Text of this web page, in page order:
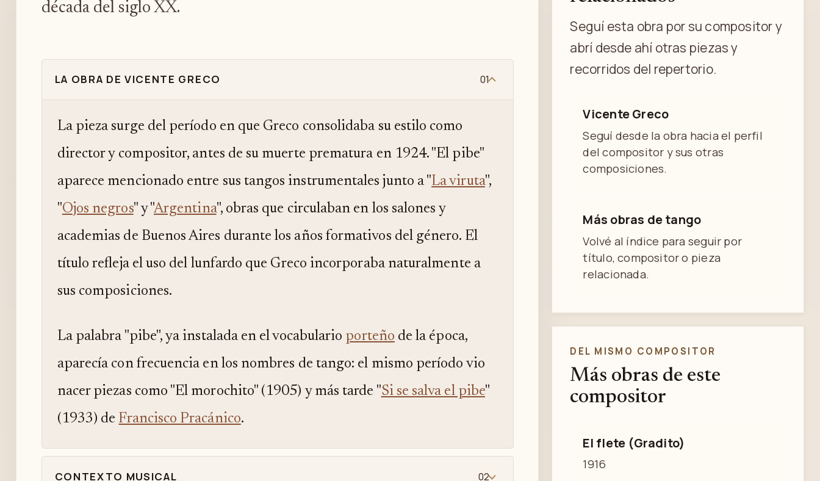
década del siglo XX.
LA OBRA DE VICENTE GRECO 01
La pieza surge del período en que Greco consolidaba su estilo como
director y compositor, antes de su muerte prematura en 1924. "El pibe"
aparece mencionado entre sus tangos instrumentales junto a "La viruta",
"Ojos negros" y "Argentina", obras que circulaban en los salones y
academias de Buenos Aires durante los años formativos del género. El
título refleja el uso del lunfardo que Greco incorporaba naturalmente a
sus composiciones.
La palabra "pibe", ya instalada en el vocabulario porteño de la época,
aparecía con frecuencia en los nombres de tango: el mismo período vio
nacer piezas como "El morochito" (1905) y más tarde "Si se salva el pibe"
(1933) de Francisco Pracánico.
CONTEXTO MUSICAL 02
Seguí esta obra por su compositor y
abrí desde ahí otras piezas y
recorridos del repertorio.
Vicente Greco
Seguí desde la obra hacia el perfil
del compositor y sus otras
composiciones.
Más obras de tango
Volvé al índice para seguir por
título, compositor o pieza
relacionada.
DEL MISMO COMPOSITOR
Más obras de este
compositor
El flete (Gradito)
1916